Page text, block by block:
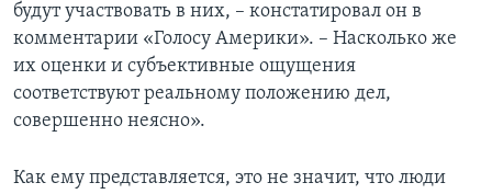
будут участвовать в них, – констатировал он в
комментарии «Голосу Америки». – Насколько же
их оценки и субъективные ощущения
соответствуют реальному положению дел,
совершенно неясно».
Как ему представляется, это не значит, что люди